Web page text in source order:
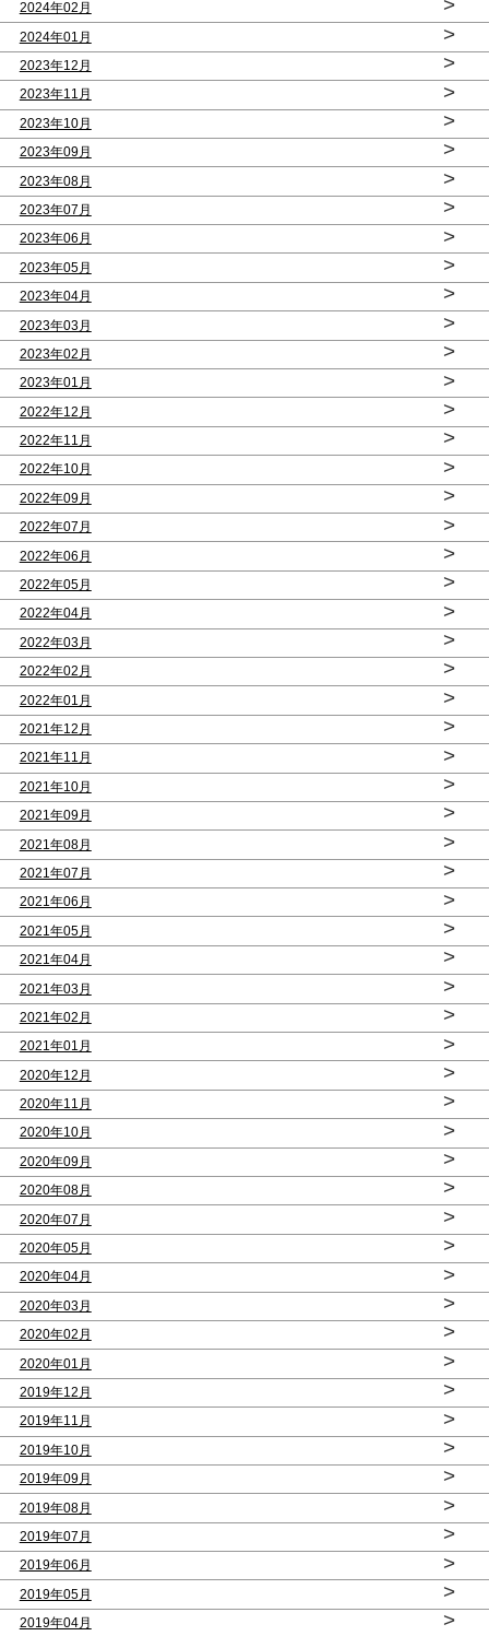
2024年02月 >
2024年01月 >
2023年12月 >
2023年11月 >
2023年10月 >
2023年09月 >
2023年08月 >
2023年07月 >
2023年06月 >
2023年05月 >
2023年04月 >
2023年03月 >
2023年02月 >
2023年01月 >
2022年12月 >
2022年11月 >
2022年10月 >
2022年09月 >
2022年07月 >
2022年06月 >
2022年05月 >
2022年04月 >
2022年03月 >
2022年02月 >
2022年01月 >
2021年12月 >
2021年11月 >
2021年10月 >
2021年09月 >
2021年08月 >
2021年07月 >
2021年06月 >
2021年05月 >
2021年04月 >
2021年03月 >
2021年02月 >
2021年01月 >
2020年12月 >
2020年11月 >
2020年10月 >
2020年09月 >
2020年08月 >
2020年07月 >
2020年05月 >
2020年04月 >
2020年03月 >
2020年02月 >
2020年01月 >
2019年12月 >
2019年11月 >
2019年10月 >
2019年09月 >
2019年08月 >
2019年07月 >
2019年06月 >
2019年05月 >
2019年04月 >